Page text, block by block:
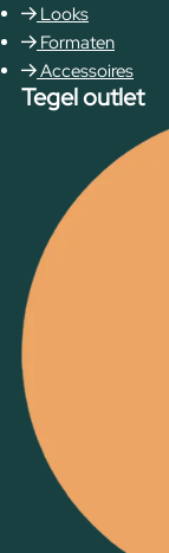
Looks
Formaten
Accessoires
Tegel outlet